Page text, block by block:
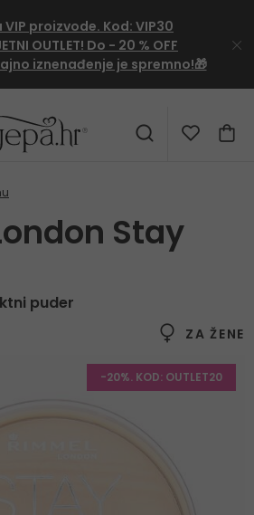
VIP proizvode. Kod: VIP30
OUTLET! Do - 20 % OFF
iznenađenje je spremno!🎁
Stay
puder
ZA ŽENE
-20%. KOD: OUTLET20